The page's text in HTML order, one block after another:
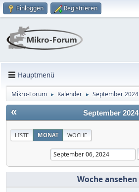
Einloggen Registrieren
Hauptmenü
Mikro-Forum ► Kalender ► September 2024
« September 2024
LISTE MONAT WOCHE